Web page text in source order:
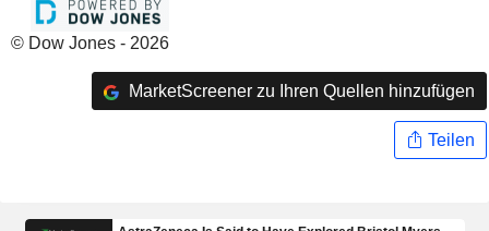
© Dow Jones - 2026
MarketScreener zu Ihren Quellen hinzufügen
Teilen